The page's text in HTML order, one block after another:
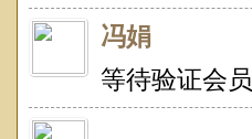
冯娟
等待验证会员